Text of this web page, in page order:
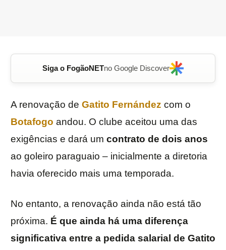
Siga o FogãoNETno Google Discover
A renovação de Gatito Fernández com o
Botafogo andou. O clube aceitou uma das
exigências e dará um contrato de dois anos
ao goleiro paraguaio – inicialmente a diretoria
havia oferecido mais uma temporada.
No entanto, a renovação ainda não está tão
próxima. É que ainda há uma diferença
significativa entre a pedida salarial de Gatito